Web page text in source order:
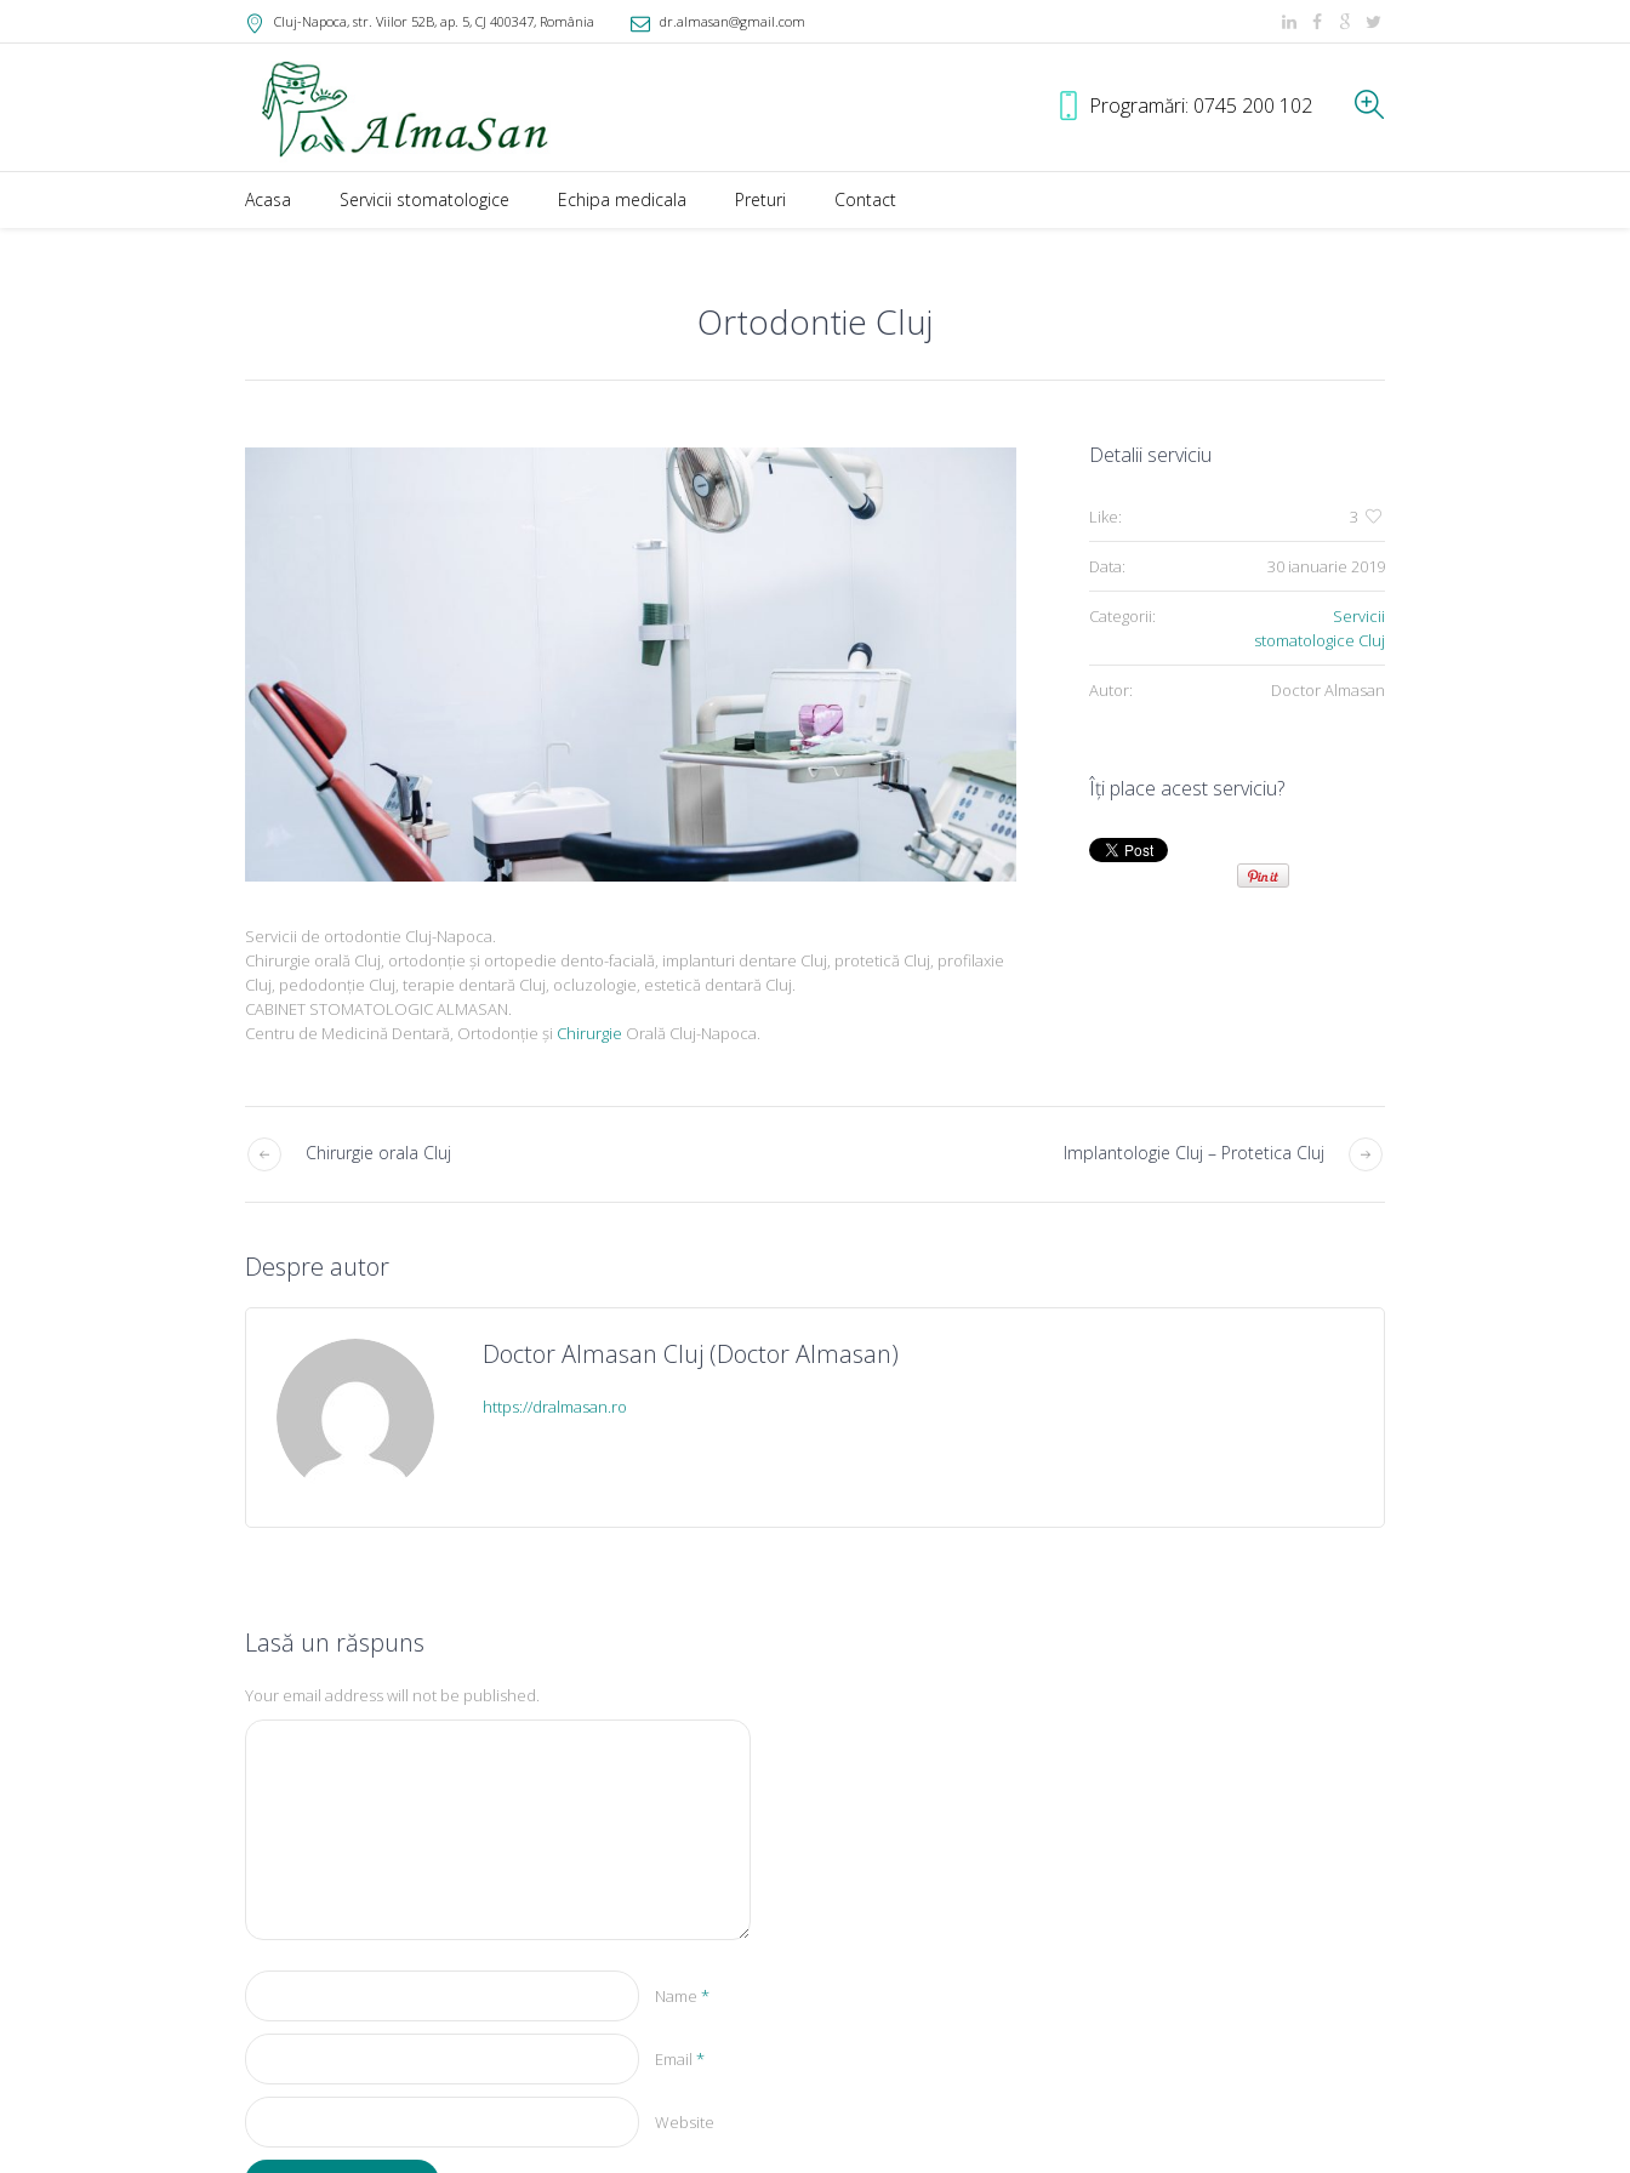
Cluj-Napoca, str. Viilor 52B, ap. 5, CJ 400347, România dr.almasan@gmail.com
Programări: 0745 200 102
Acasa Servicii stomatologice Echipa medicala Preturi Contact
Ortodontie Cluj
Servicii de ortodontie Cluj-Napoca.
Chirurgie orală Cluj, ortodonție și ortopedie dento-facială, implanturi dentare Cluj, protetică Cluj, profilaxie
Cluj, pedodonție Cluj, terapie dentară Cluj, ocluzologie, estetică dentară Cluj.
CABINET STOMATOLOGIC ALMASAN.
Centru de Medicină Dentară, Ortodonţie şi Chirurgie Orală Cluj-Napoca.
Detalii serviciu
Like: 3
Data: 30 ianuarie 2019
Categorii:
Servicii
stomatologice Cluj
Autor: Doctor Almasan
Îţi place acest serviciu?
Implantologie Cluj – Protetica Cluj
Chirurgie orala Cluj
Despre autor
Doctor Almasan Cluj (Doctor Almasan)
https://dralmasan.ro
Lasă un răspuns
Your email address will not be published.
Name *
Email *
Website